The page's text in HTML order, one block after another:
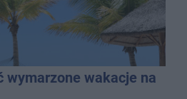
wymarzone wakacje na